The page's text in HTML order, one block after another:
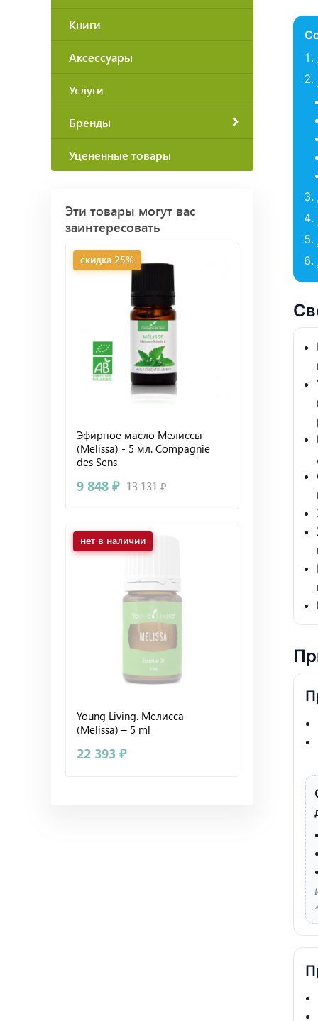
Книги
Аксессуары
Услуги
Бренды
Уцененные товары
Эти товары могут вас
заинтересовать
скидка 25%
Эфирное масло Мелиссы
(Melissa) - 5 мл. Compagnie
des Sens
9 848 ₽ 13 131 ₽
нет в наличии
Young Living. Мелисса
(Melissa) – 5 ml
22 393 ₽